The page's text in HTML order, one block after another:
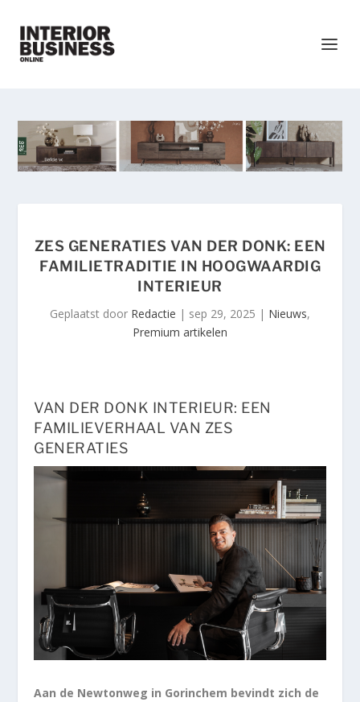
ZES GENERATIES VAN DER DONK: EEN
FAMILIETRADITIE IN HOOGWAARDIG
INTERIEUR
Geplaatst door Redactie | sep 29, 2025 | Nieuws,
Premium artikelen
VAN DER DONK INTERIEUR: EEN
FAMILIEVERHAAL VAN ZES
GENERATIES
Aan de Newtonweg in Gorinchem bevindt zich de